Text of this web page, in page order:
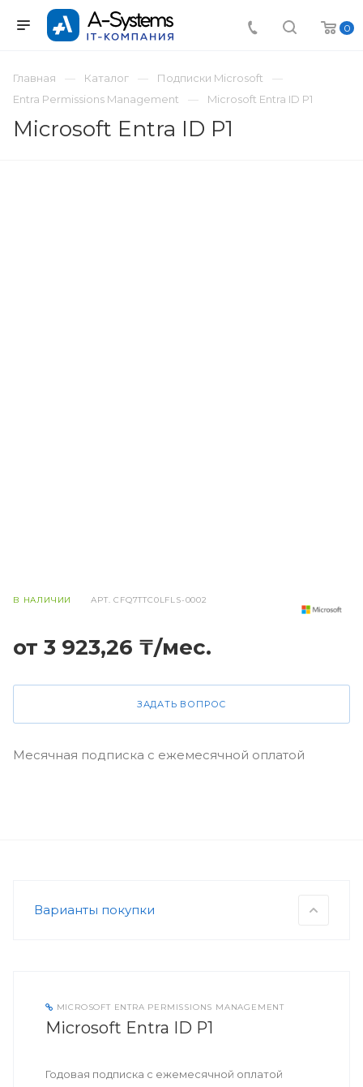
0
Главная Каталог
Подписки Microsoft
Entra Permissions Management
Microsoft Entra ID P1
Microsoft Entra ID P1
В НАЛИЧИИ АРТ.CFQ7TTC0LFLS-0002
от 3 923,26 ₸/мес.
ЗАДАТЬ ВОПРОС
Месячная подписка с ежемесячной оплатой
Варианты покупки
MICROSOFT ENTRA PERMISSIONS MANAGEMENT
Microsoft Entra ID P1
Годовая подписка с ежемесячной оплатой